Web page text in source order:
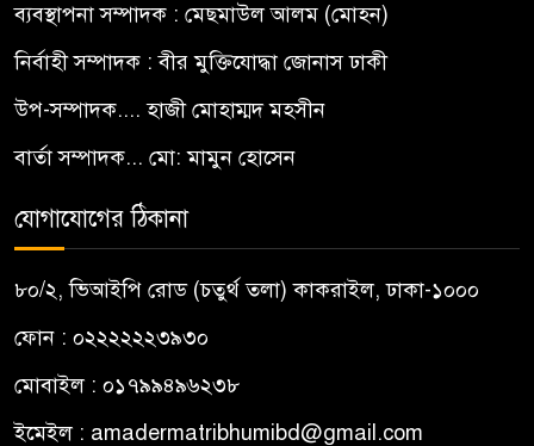
ব্যবস্থাপনা সম্পাদক : মেছমাউল আলম (মোহন)
নির্বাহী সম্পাদক : বীর মুক্তিযোদ্ধা জোনাস ঢাকী
উপ-সম্পাদক.... হাজী মোহাম্মদ মহসীন
বার্তা সম্পাদক... মো: মামুন হোসেন
যোগাযোগের ঠিকানা
৮০/২, ভিআইপি রোড (চতুর্থ তলা) কাকরাইল, ঢাকা-১০০০
ফোন : ০২২২২২২৩৯৩০
মোবাইল : ০১৭৯৯৪৯৬২৩৮
ইমেইল : amadermatribhumibd@gmail.com